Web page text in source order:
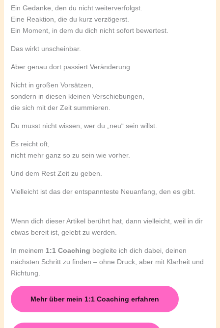
Ein Gedanke, den du nicht weiterverfolgst.
Eine Reaktion, die du kurz verzögerst.
Ein Moment, in dem du dich nicht sofort bewertest.
Das wirkt unscheinbar.
Aber genau dort passiert Veränderung.
Nicht in großen Vorsätzen,
sondern in diesen kleinen Verschiebungen,
die sich mit der Zeit summieren.
Du musst nicht wissen, wer du „neu“ sein willst.
Es reicht oft,
nicht mehr ganz so zu sein wie vorher.
Und dem Rest Zeit zu geben.
Vielleicht ist das der entspannteste Neuanfang, den es gibt.
Wenn dich dieser Artikel berührt hat, dann vielleicht, weil in dir
etwas bereit ist, gelebt zu werden.
In meinem 1:1 Coaching begleite ich dich dabei, deinen
nächsten Schritt zu finden – ohne Druck, aber mit Klarheit und
Richtung.
Mehr über mein 1:1 Coaching erfahren